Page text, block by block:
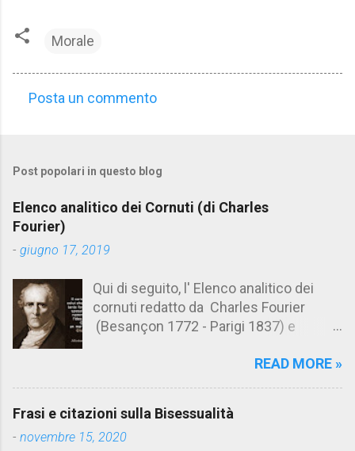
Morale
m
e
n
t
Posta un commento
Post popolari in questo blog
Elenco analitico dei Cornuti (di Charles
Fourier)
- giugno 17, 2019
Qui di seguito, l' Elenco analitico dei
cornuti redatto da Charles Fourier
(Besançon 1772 - Parigi 1837) e
Aforismario trovi anche una raccolta di
cornuto pretenzioso: colui che ritiene
sua moglie tanto fortunata, per averlo
READ MORE »
Frasi e citazioni sulla Bisessualità
- novembre 15, 2020